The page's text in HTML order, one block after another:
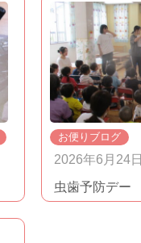
お便りブログ
2026年6月24日
虫歯予防デー